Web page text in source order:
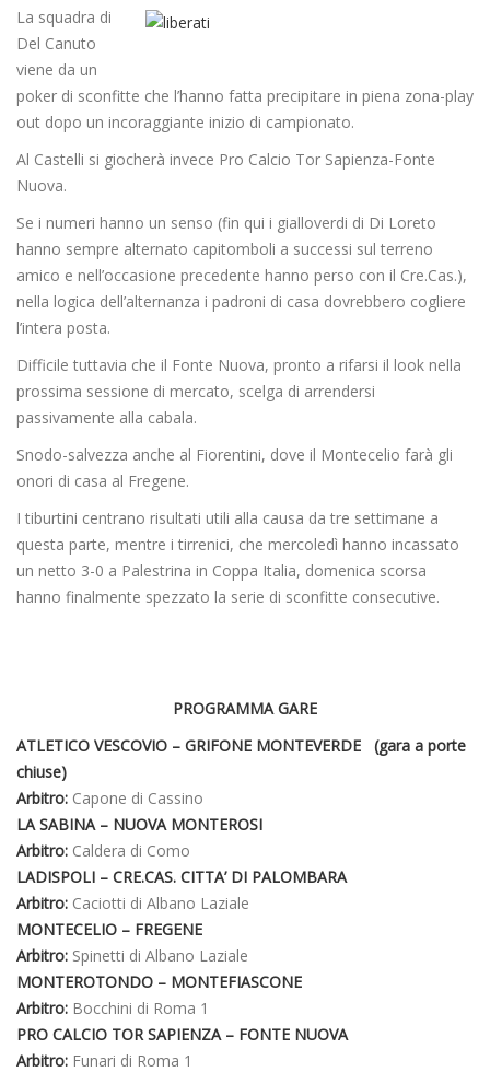
La squadra di
Del Canuto
viene da un
poker di sconfitte che l’hanno fatta precipitare in piena zona-play
out dopo un incoraggiante inizio di campionato.
Al Castelli si giocherà invece Pro Calcio Tor Sapienza-Fonte
Nuova.
Se i numeri hanno un senso (fin qui i gialloverdi di Di Loreto
hanno sempre alternato capitomboli a successi sul terreno
amico e nell’occasione precedente hanno perso con il Cre.Cas.),
nella logica dell’alternanza i padroni di casa dovrebbero cogliere
l’intera posta.
Difficile tuttavia che il Fonte Nuova, pronto a rifarsi il look nella
prossima sessione di mercato, scelga di arrendersi
passivamente alla cabala.
Snodo-salvezza anche al Fiorentini, dove il Montecelio farà gli
onori di casa al Fregene.
I tiburtini centrano risultati utili alla causa da tre settimane a
questa parte, mentre i tirrenici, che mercoledì hanno incassato
un netto 3-0 a Palestrina in Coppa Italia, domenica scorsa
hanno finalmente spezzato la serie di sconfitte consecutive.
PROGRAMMA GARE
ATLETICO VESCOVIO – GRIFONE MONTEVERDE (gara a porte
chiuse)
Arbitro: Capone di Cassino
LA SABINA – NUOVA MONTEROSI
Arbitro: Caldera di Como
LADISPOLI – CRE.CAS. CITTA’ DI PALOMBARA
Arbitro: Caciotti di Albano Laziale
MONTECELIO – FREGENE
Arbitro: Spinetti di Albano Laziale
MONTEROTONDO – MONTEFIASCONE
Arbitro: Bocchini di Roma 1
PRO CALCIO TOR SAPIENZA – FONTE NUOVA
Arbitro: Funari di Roma 1